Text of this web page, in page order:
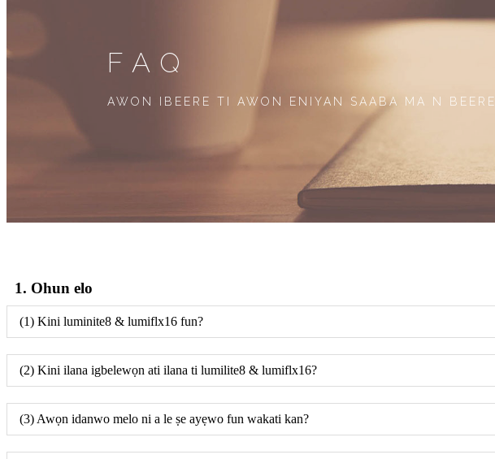
FAQ
AWON IBEERE TI AWON ENIYAN SAABA MA N BEERE
1. Ohun elo
(1) Kini luminite8 & lumiflx16 fun?
(2) Kini ilana igbelewọn ati ilana ti lumilite8 & lumiflx16?
(3) Awọn idanwo melo ni a le ṣe ayẹwo fun wakati kan?